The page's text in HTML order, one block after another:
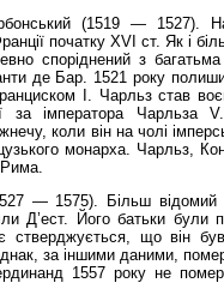
(1519 — 1527).
початку ХVІ ст. Як і
споріднений з
де Бар. 1521 року
I. Чарльз став
за імператора Чарльза
коли він на чолі
монарха. Чарльз,
— 1575). Більш відомий
Д’ест. Його батьки були
стверджується, що він
за іншими даними,
1557 року не